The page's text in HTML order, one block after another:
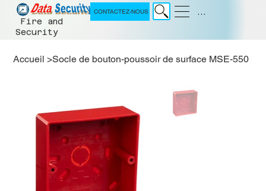
Fire and
Security
Menu
CONTACTEZ-NOUS
Accueil >Socle de bouton-poussoir de surface MSE-550